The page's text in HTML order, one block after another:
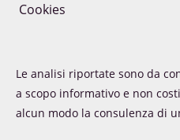
Cookies
Le analisi riportate sono da
a scopo informativo e non
alcun modo la consulenza di